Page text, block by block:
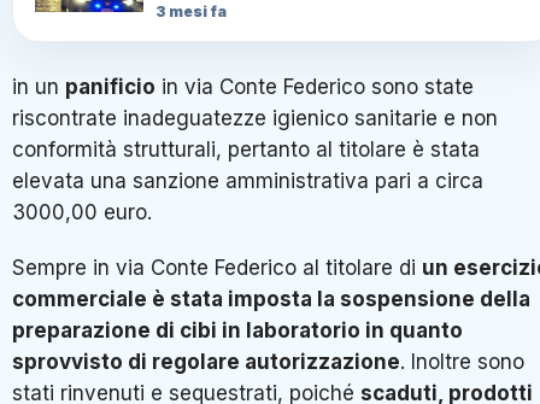
3 mesi fa
in un panificio in via Conte Federico sono state
riscontrate inadeguatezze igienico sanitarie e non
conformità strutturali, pertanto al titolare è stata
elevata una sanzione amministrativa pari a circa
3000,00 euro.
Sempre in via Conte Federico al titolare di un
commerciale è stata imposta la sospensione della
preparazione di cibi in laboratorio in quanto
sprovvisto di regolare autorizzazione. Inoltre sono
stati rinvenuti e sequestrati, poiché scaduti, prodotti